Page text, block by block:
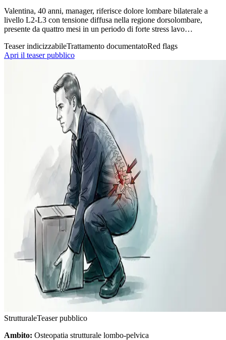
Valentina, 40 anni, manager, riferisce dolore lombare bilaterale a
livello L2-L3 con tensione diffusa nella regione dorsolombare,
presente da quattro mesi in un periodo di forte stress lavo…
Teaser indicizzabileTrattamento documentatoRed flags
Apri il teaser pubblico
StrutturaleTeaser pubblico
Ambito: Osteopatia strutturale lombo-pelvica